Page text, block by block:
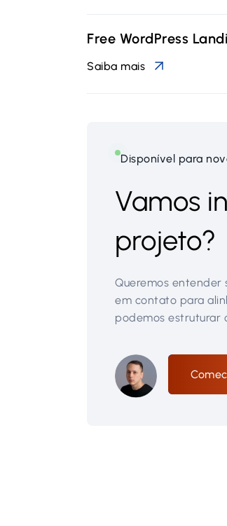
Free WordPress
Saiba mais
Disponível para
Vamos
projeto?
Queremos entender
em contato para
podemos estruturar